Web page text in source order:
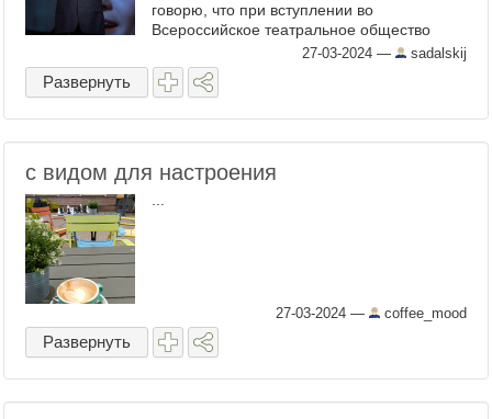
говорю, что при вступлении во
Всероссийское театральное общество
традиционное напутствие мне подписала
Алиса Коонен, на меня смотрят, как на ...
27-03-2024 — sadalskij
Развернуть
с видом для настроения
27-03-2024 — coffee_mood
Развернуть